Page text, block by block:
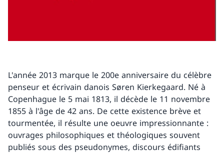
L'année 2013 marque le 200e anniversaire du célèbre
penseur et écrivain danois Søren Kierkegaard. Né à
Copenhague le 5 mai 1813, il décède le 11 novembre
1855 à l'âge de 42 ans. De cette existence brève et
tourmentée, il résulte une oeuvre impressionnante :
ouvrages philosophiques et théologiques souvent
publiés sous des pseudonymes, discours édifiants